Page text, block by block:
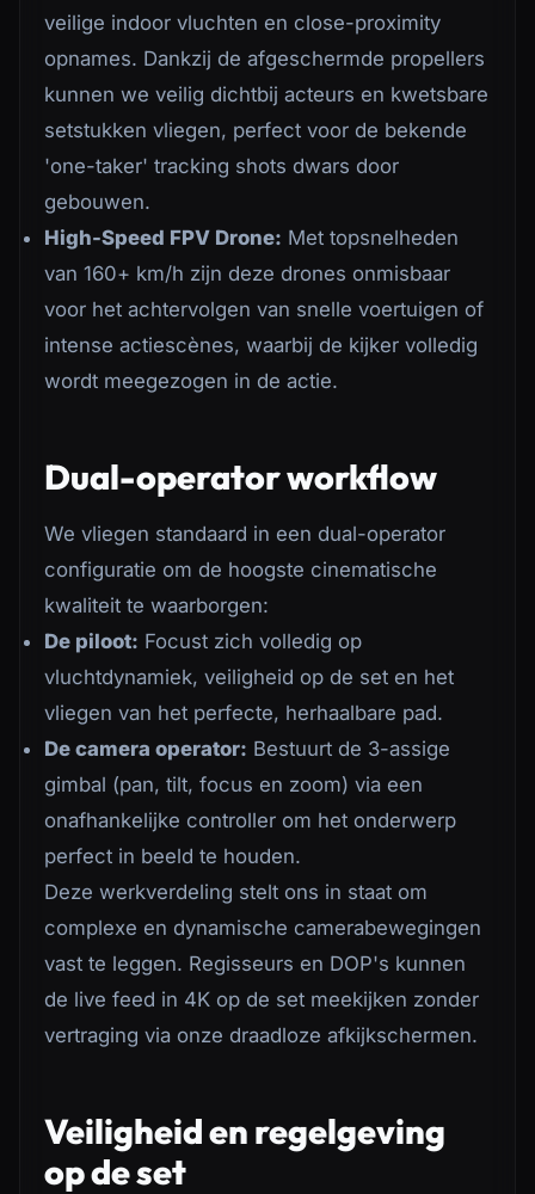
veilige indoor vluchten en close-proximity
opnames. Dankzij de afgeschermde propellers
kunnen we veilig dichtbij acteurs en kwetsbare
setstukken vliegen, perfect voor de bekende
'one-taker' tracking shots dwars door
gebouwen.
High-Speed FPV Drone: Met topsnelheden
van 160+ km/h zijn deze drones onmisbaar
voor het achtervolgen van snelle voertuigen of
intense actiescènes, waarbij de kijker volledig
wordt meegezogen in de actie.
Dual-operator workflow
We vliegen standaard in een dual-operator
configuratie om de hoogste cinematische
kwaliteit te waarborgen:
De piloot: Focust zich volledig op
vluchtdynamiek, veiligheid op de set en het
vliegen van het perfecte, herhaalbare pad.
De camera operator: Bestuurt de 3-assige
gimbal (pan, tilt, focus en zoom) via een
onafhankelijke controller om het onderwerp
perfect in beeld te houden.
Deze werkverdeling stelt ons in staat om
complexe en dynamische camerabewegingen
vast te leggen. Regisseurs en DOP's kunnen
de live feed in 4K op de set meekijken zonder
vertraging via onze draadloze afkijkschermen.
Veiligheid en regelgeving
op de set